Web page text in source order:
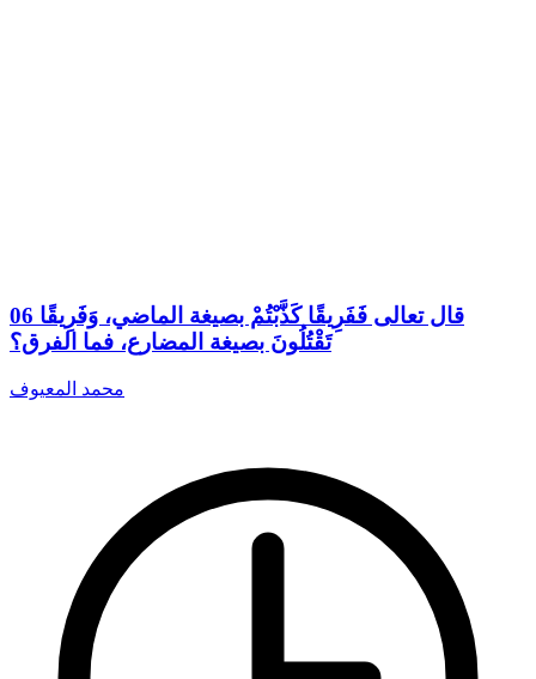
06 قال تعالى فَفَرِيقًا كَذَّبْتُمْ بصيغة الماضي، وَفَرِيقًا
تَقْتُلُونَ بصيغة المضارع، فما الفرق؟
محمد المعيوف